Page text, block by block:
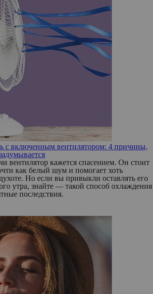
с включенным вентилятором: 4 причины,
вентилятор кажется спасением. Он стоит
как белый шум и помогает хоть
Но если вы привыкли оставлять его
утра, знайте — такой способ охлаждения
последствия.